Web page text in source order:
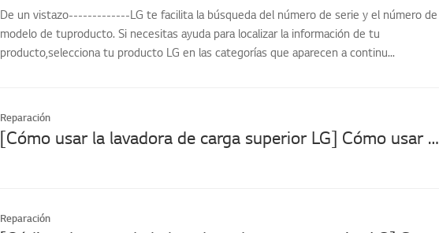
De un vistazo-------------LG te facilita la búsqueda del número de serie y el número de
modelo de tuproducto. Si necesitas ayuda para localizar la información de tu
producto,selecciona tu producto LG en las categorías que aparecen a continu...
Reparación
[Cómo usar la lavadora de carga superior LG] Cómo usar detergentes, suavizantes y lejía
Reparación